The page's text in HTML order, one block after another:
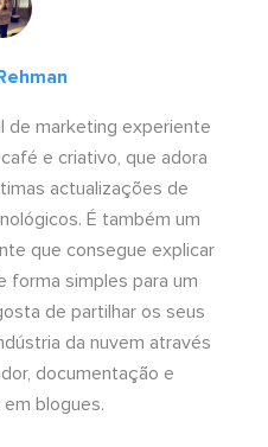
de marketing experiente
e criativo, que adora
actualizações de
É também um
que consegue explicar
forma simples para um
de partilhar os seus
da nuvem através
documentação e
blogues.